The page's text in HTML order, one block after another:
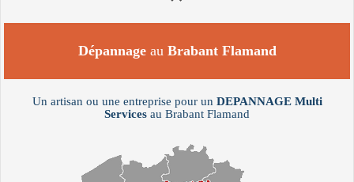
Dépannage au Brabant Flamand
Un artisan ou une entreprise pour un DEPANNAGE Multi
Services au Brabant Flamand